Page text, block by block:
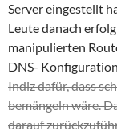
Server eingestellt
Leute danach
manipulierten
DNS-
Indiz dafür, dass
bemängeln wäre.
darauf